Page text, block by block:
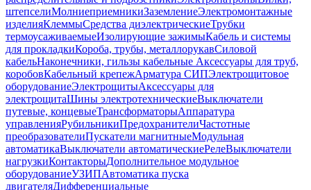
штепселиМолниеприемникиЗаземлениеЭлектромонтажные
изделияКлеммыСредства диэлектрическиеТрубки
термоусаживаемыеИзолирующие зажимыКабель и системы
для прокладкиКороба, трубы, металлорукавСиловой
кабельНаконечники, гильзы кабельные Аксессуары для труб,
коробовКабельный крепежАрматура СИПЭлектрощитовое
оборудованиеЭлектрощитыАксессуары для
электрощитаШины электротехническиеВыключатели
путевые, концевыеТрансформаторыАппаратура
управленияРубильникиПредохранителиЧастотные
преобразователиПускатели магнитныеМодульная
автоматикаВыключатели автоматическиеРелеВыключатели
нагрузкиКонтакторыДополнительное модульное
оборудованиеУЗИПАвтоматика пуска
двигателяДифференциальные